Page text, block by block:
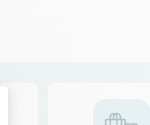
: Personnalisez vos